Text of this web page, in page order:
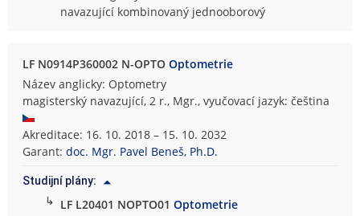
navazující kombinovaný jednooborový
LF N0914P360002 N-OPTOOptometrie
Název anglicky: Optometry
magisterský navazující, 2 r., Mgr., vyučovací jazyk: čeština
Akreditace: 16. 10. 2018 – 15. 10. 2032
Garant:doc. Mgr. Pavel Beneš, Ph.D.
Studijní plány:
↳ LF L20401 NOPTO01Optometrie